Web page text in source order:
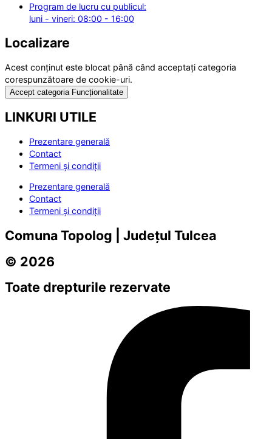
Program de lucru cu publicul:
luni - vineri: 08:00 - 16:00
Localizare
Acest conținut este blocat până când acceptați categoria
corespunzătoare de cookie-uri.
Accept categoria Funcționalitate
LINKURI UTILE
Prezentare generală
Contact
Termeni și condiții
Prezentare generală
Contact
Termeni și condiții
Comuna Topolog | Județul Tulcea
© 2026
Toate drepturile rezervate